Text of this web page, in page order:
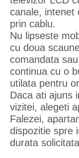
canale, intenet
prin cablu.
Nu lipseste
cu doua
comandata
continua cu o
utilata pentru
Daca ati ajuns
vizitei, alegeti
Falezei,
dispozitie spre
durata